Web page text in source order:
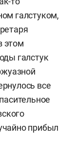
галстуком,
этом
галстук
все
прибыл